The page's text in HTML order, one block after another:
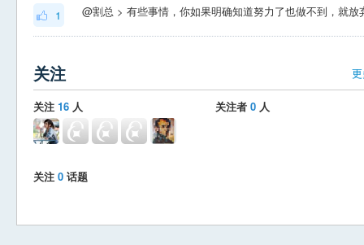
1
关注
关注 16 人 关注者 0 人
关注 0 话题